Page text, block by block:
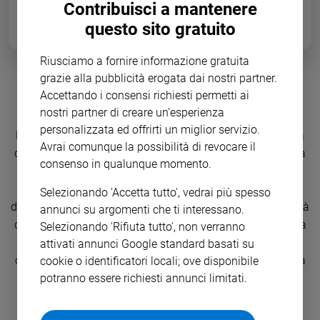
Volontariato
Aziende
della
Migranti
Diversità
e
inclusione
Costume
spettacoli
Messa con 250mila fedeli nella
Piana di Sibari
Nell’aera ex Insud della Piana di Sibari, papa Francesco, a
conclusione della visita pastorale a Cassano allo Ionio, ha
presieduto la celebrazione eucaristica concelebrata dai
vescovi della Calabria e da 207 sacerdoti. Nella Regione
duramente provata dalla disoccupazione e dalla criminalità
organizzata, il Pontefice, davanti a circa 250mila fedeli, ha
lanciato un grido di speranza e incoraggiato i fedeli ad
opporsi «al male, alle ingiustizie, alla violenza con la forza
del bene, del vero e del bello».
Contribuisci a mantenere
questo sito gratuito
Riusciamo a fornire informazione gratuita
grazie alla pubblicità erogata dai nostri partner.
Accettando i consensi richiesti permetti ai
nostri partner di creare un'esperienza
personalizzata ed offrirti un miglior servizio.
Avrai comunque la possibilità di revocare il
consenso in qualunque momento.
Selezionando 'Accetta tutto', vedrai più spesso
annunci su argomenti che ti interessano.
Selezionando 'Rifiuta tutto', non verranno
attivati annunci Google standard basati su
cookie o identificatori locali; ove disponibile
potranno essere richiesti annunci limitati.